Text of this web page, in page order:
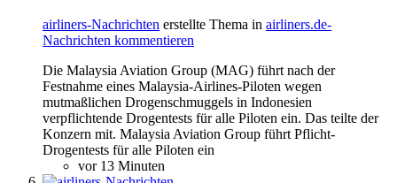
airliners-Nachrichten erstellte Thema in airliners.de-
Nachrichten kommentieren
Die Malaysia Aviation Group (MAG) führt nach der
Festnahme eines Malaysia-Airlines-Piloten wegen
mutmaßlichen Drogenschmuggels in Indonesien
verpflichtende Drogentests für alle Piloten ein. Das teilte der
Konzern mit. Malaysia Aviation Group führt Pflicht-
Drogentests für alle Piloten ein
vor 13 Minuten